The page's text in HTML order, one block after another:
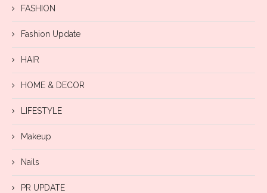
FASHION
Fashion Update
HAIR
HOME & DECOR
LIFESTYLE
Makeup
Nails
PR UPDATE